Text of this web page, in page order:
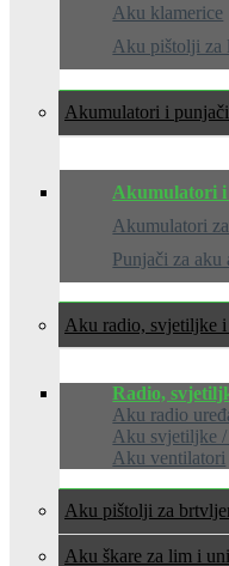
Aku klamerice
Aku pištolji za
Akumulatori i
Akumulatori i
Akumulatori
Punjači za aku
Aku radio, svjetiljke
Radio,
Aku radio
Aku svjetiljke
Aku ventilatori
Aku pištolji za
Aku škare za lim i